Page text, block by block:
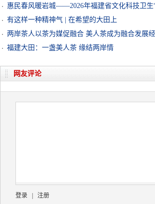
惠民春风暖岩城——2026年福建省文化科技卫生
有这样一种精神气 | 在希望的大田上
两岸茶人以茶为媒促融合 美人茶成为融合发展
福建大田：一盏美人茶 缘结两岸情
网友评论
登录 注册